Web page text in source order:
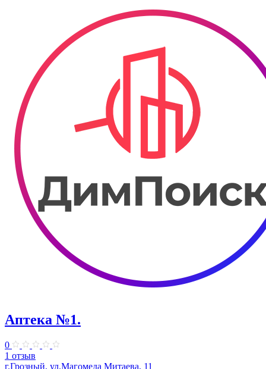
Аптека №1.
0
1 отзыв
г.Грозный, ул.Магомеда Митаева, 11